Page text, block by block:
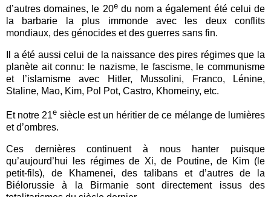
d’autres domaines, le 20edu nom a également été celui de
la barbarie la plus immonde avec les deux conflits
mondiaux, des génocides et des guerres sans fin.
Il a été aussi celui de la naissance des pires régimes que la
planète ait connu: le nazisme, le fascisme, le communisme
et l’islamisme avec Hitler, Mussolini, Franco, Lénine,
Staline, Mao, Kim, Pol Pot, Castro, Khomeiny, etc.
Et notre 21e siècle est un héritier de ce mélange de lumières
et d’ombres.
Ces dernières continuent à nous hanter puisque
qu’aujourd’hui les régimes de Xi, de Poutine, de Kim (le
petit-fils), de Khamenei, des talibans et d’autres de la
Biélorussie à la Birmanie sont directement issus des